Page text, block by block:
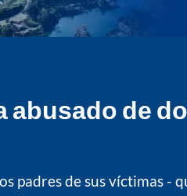
abusado de
padres de sus víctimas -